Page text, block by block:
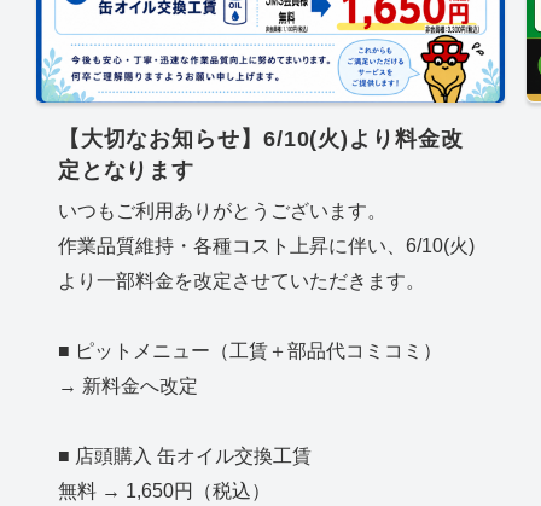
【大切なお知らせ】6/10(火)より料金改
定となります
いつもご利用ありがとうございます。
作業品質維持・各種コスト上昇に伴い、6/10(火)
より一部料金を改定させていただきます。
■ ピットメニュー（工賃＋部品代コミコミ）
→ 新料金へ改定
■ 店頭購入 缶オイル交換工賃
無料 → 1,650円（税込）